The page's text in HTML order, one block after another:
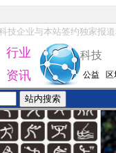
技企业与本站签约独家报
行业
资讯
科技
公益